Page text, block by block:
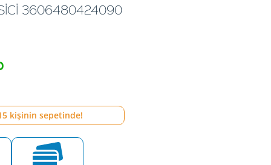
3606480424090
kişinin sepetinde!